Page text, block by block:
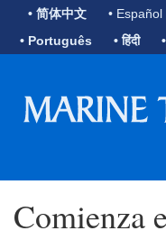
• 简体中文 • Español
• Português
• हिंदी
Comienza